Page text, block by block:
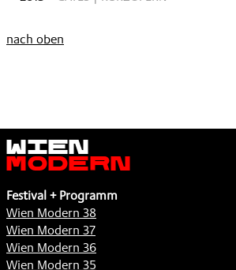
nach oben
Wien
Modern
Festival + Programm
Wien Modern 38
Wien Modern 37
Wien Modern 36
Wien Modern 35